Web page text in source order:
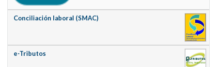
Conciliación laboral (SMAC)
e-Tributos